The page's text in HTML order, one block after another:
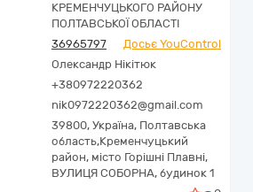
КРЕМЕНЧУЦЬКОГО РАЙОНУ
ПОЛТАВСЬКОЇ ОБЛАСТІ
36965797
Досьє YouControl
Олександр Нікітюк
+380972220362
nik0972220362@gmail.com
39800, Україна, Полтавська
область,Кременчуцький
район, місто Горішні Плавні,
ВУЛИЦЯ СОБОРНА, будинок 1